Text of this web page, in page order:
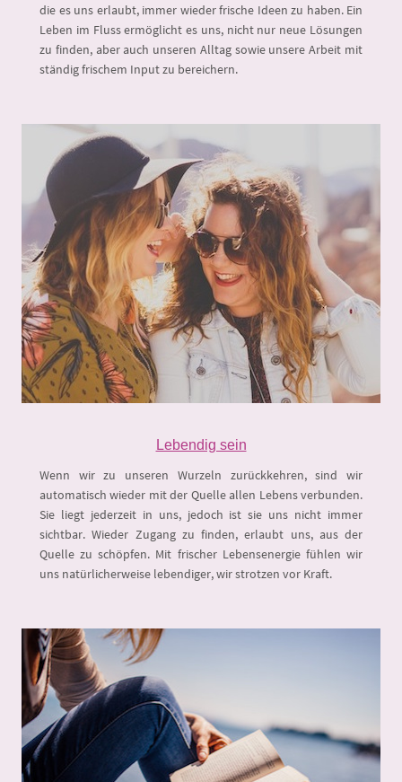
die es uns erlaubt, immer wieder frische Ideen zu haben. Ein
Leben im Fluss ermöglicht es uns, nicht nur neue Lösungen
zu finden, aber auch unseren Alltag sowie unsere Arbeit mit
ständig frischem Input zu bereichern.
Lebendig sein
Wenn wir zu unseren Wurzeln zurückkehren, sind wir
automatisch wieder mit der Quelle allen Lebens verbunden.
Sie liegt jederzeit in uns, jedoch ist sie uns nicht immer
sichtbar. Wieder Zugang zu finden, erlaubt uns, aus der
Quelle zu schöpfen. Mit frischer Lebensenergie fühlen wir
uns natürlicherweise lebendiger, wir strotzen vor Kraft.